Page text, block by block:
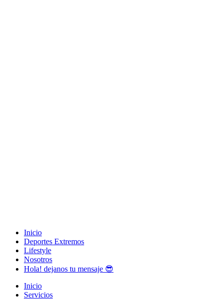
Inicio
Deportes Extremos
Lifestyle
Nosotros
Hola! dejanos tu mensaje 😎
Inicio
Servicios